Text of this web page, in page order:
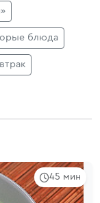
блюда
45 мин